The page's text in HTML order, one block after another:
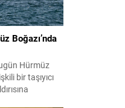
Boğazı’nda
Hürmüz
bir taşıyıcı